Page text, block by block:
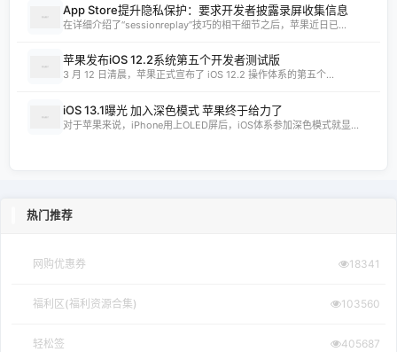
App Store提升隐私保护：要求开发者披露录屏收集信息
在详细介绍了“sessionreplay”技巧的相干细节之后，苹果近日已...
苹果发布iOS 12.2系统第五个开发者测试版
3 月 12 日清晨，苹果正式宣布了 iOS 12.2 操作体系的第五个...
iOS 13.1曝光 加入深色模式 苹果终于给力了
对于苹果来说，iPhone用上OLED屏后，iOS体系参加深色模式就显...
热门推荐
网购优惠券 18341
福利区(福利资源合集) 103560
轻松签 405687